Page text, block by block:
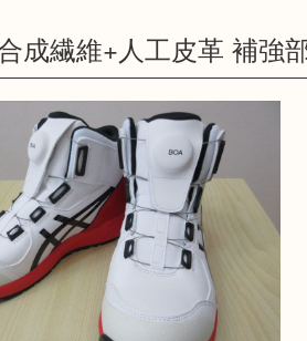
成繊維+人工皮革 補強